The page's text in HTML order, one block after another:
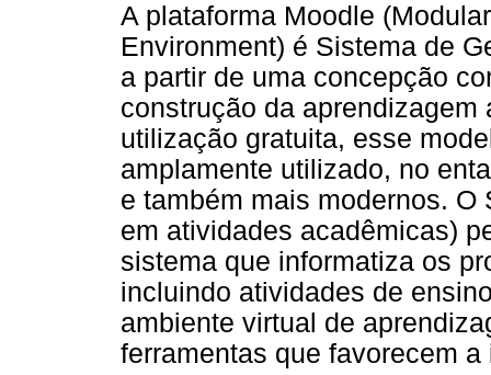
A plataforma Moodle
Environment) é Sistema de
a partir de uma concepção
construção da
utilização gratuita, esse
amplamente utilizado, no
e também mais modernos. O
em atividades acadêmicas)
sistema que informatiza os
incluindo atividades de
ambiente virtual de
ferramentas que favorecem